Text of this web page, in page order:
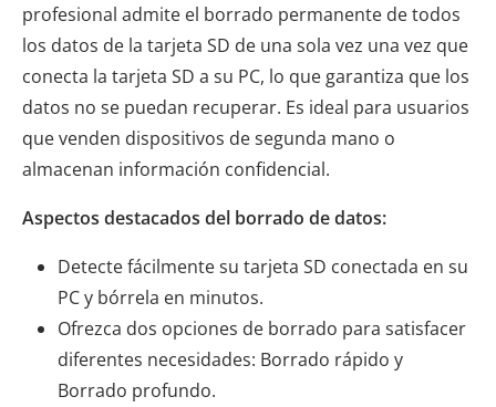
profesional admite el borrado permanente de todos
los datos de la tarjeta SD de una sola vez una vez que
conecta la tarjeta SD a su PC, lo que garantiza que los
datos no se puedan recuperar. Es ideal para usuarios
que venden dispositivos de segunda mano o
almacenan información confidencial.
Aspectos destacados del borrado de datos:
Detecte fácilmente su tarjeta SD conectada en su
PC y bórrela en minutos.
Ofrezca dos opciones de borrado para satisfacer
diferentes necesidades: Borrado rápido y
Borrado profundo.